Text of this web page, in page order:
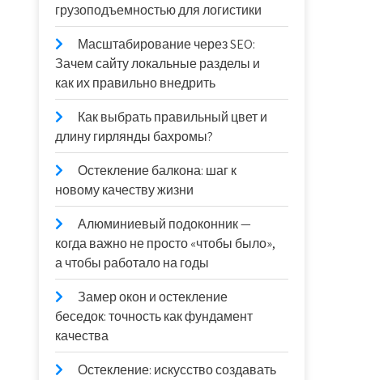
грузоподъемностью для логистики
Масштабирование через SEO:
Зачем сайту локальные разделы и
как их правильно внедрить
Как выбрать правильный цвет и
длину гирлянды бахромы?
Остекление балкона: шаг к
новому качеству жизни
Алюминиевый подоконник —
когда важно не просто «чтобы было»,
а чтобы работало на годы
Замер окон и остекление
беседок: точность как фундамент
качества
Остекление: искусство создавать